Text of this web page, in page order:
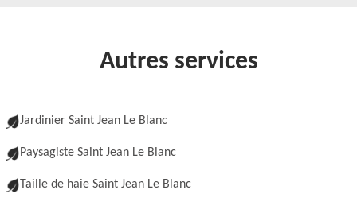
Autres services
Jardinier Saint Jean Le Blanc
Paysagiste Saint Jean Le Blanc
Taille de haie Saint Jean Le Blanc